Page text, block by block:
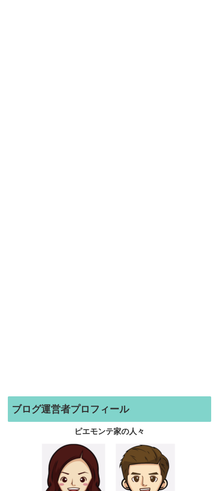
ブログ運営者プロフィール
ピエモンテ家の人々